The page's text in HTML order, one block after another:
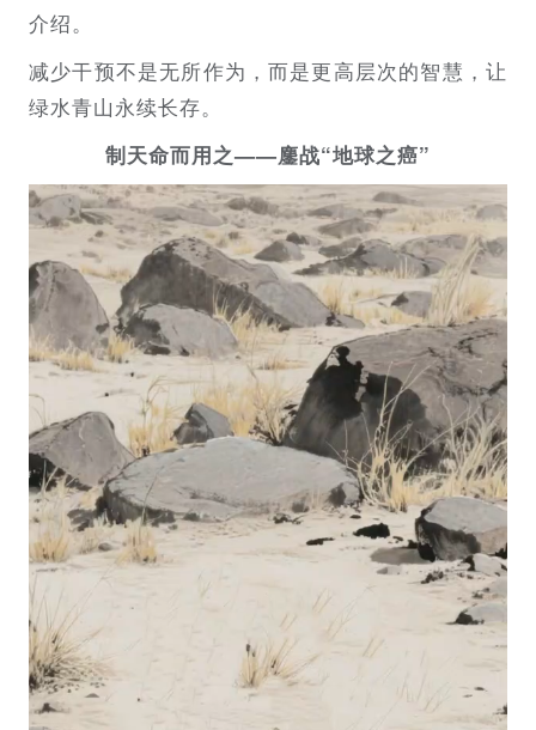
介绍。
减少干预不是无所作为，而是更高层次的智慧，让
绿水青山永续长存。
制天命而用之——鏖战“地球之癌”